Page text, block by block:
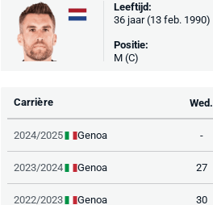
Leeftijd:
36 jaar (13 feb. 1990)
Positie:
M (C)
Carrière Wed.
2024/2025 Genoa -
2023/2024 Genoa 27
2022/2023 Genoa 30